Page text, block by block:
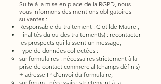
Suite à la mise en place de la RGPD, nous
vous informons des mentions obligatoires
suivantes :
Responsable du traitement : Clotilde Maurel,
Finalités du ou des traitement(s) : recontacter
les prospects qui laissent un message,
Type de données collectées :
sur formulaires : nécessaires strictement à la
prise de contact commercial (champs définis)
+ adresse IP d’envoi du formulaire,